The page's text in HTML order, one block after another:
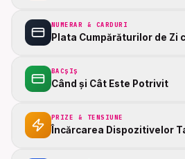
NUMERAR & CARDURI
Plata Cumpărăturilor de Zi
BACȘIȘ
Când și Cât Este Potrivit
PRIZE & TENSIUNE
Încărcarea Dispozitivelor